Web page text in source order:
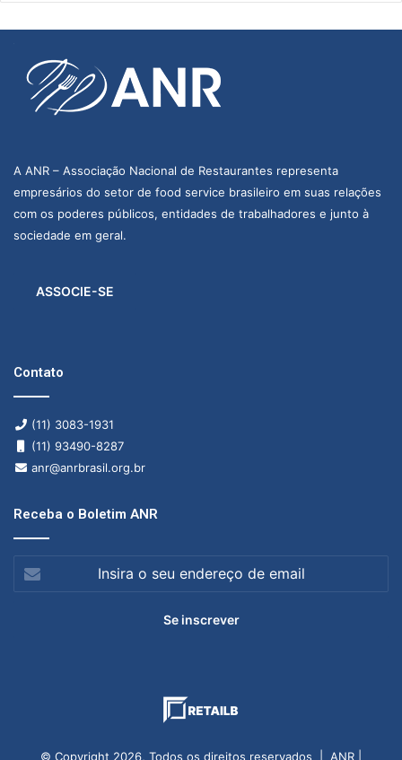
A ANR – Associação Nacional de Restaurantes representa
empresários do setor de food service brasileiro em suas relações
com os poderes públicos, entidades de trabalhadores e junto à
sociedade em geral.
ASSOCIE-SE
Contato
(11) 3083-1931
(11) 93490-8287
anr@anrbrasil.org.br
Receba o Boletim ANR
Insira
© Copyright 2026, Todos os direitos reservados | ANR |